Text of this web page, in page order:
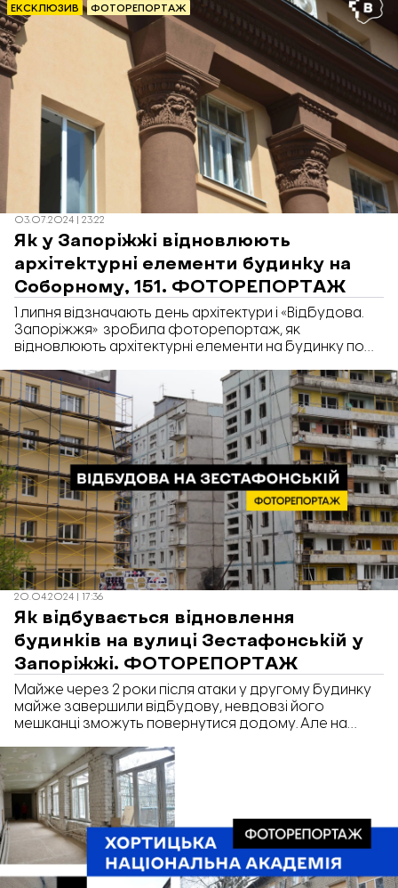
ЕКСКЛЮЗИВ ФОТОРЕПОРТАЖ
03.07.2024 | 23:22
Як у Запоріжжі відновлюють
архітектурні елементи будинку на
Соборному, 151. ФОТОРЕПОРТАЖ
1 липня відзначають день архітектури і «Відбудова.
Запоріжжя» зробила фоторепортаж, як
відновлюють архітектурні елементи на будинку по
20.04.2024 | 17:36
Як відбувається відновлення
будинків на вулиці Зестафонській у
Запоріжжі. ФОТОРЕПОРТАЖ
Майже через 2 роки після атаки у другому будинку
майже завершили відбудову, невдовзі його
мешканці зможуть повернутися додому. Але на
так сталося і що відбувається з відбудовою на
Зестафонській дивіться у фоторепортажі
«Відбудови. Запоріжжя» .